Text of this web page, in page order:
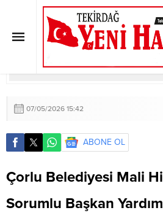
Vergi Ödemelerinde
Haziran
Vergi Ödemelerinde Son
07/05/2026 15:42
ABONE OL
Çorlu Belediyesi Mali
Sorumlu Başkan